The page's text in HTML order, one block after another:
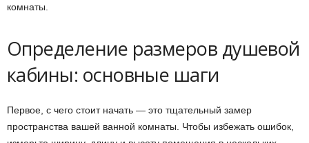
комнаты.
Определение размеров душевой
кабины: основные шаги
Первое, с чего стоит начать — это тщательный замер
пространства вашей ванной комнаты. Чтобы избежать ошибок,